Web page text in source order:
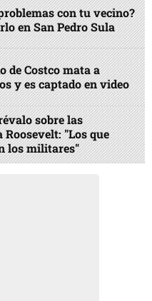
con tu vecino?
en San Pedro Sula
de Costco mata a
y es captado en video
sobre las
"Los que
los militares"